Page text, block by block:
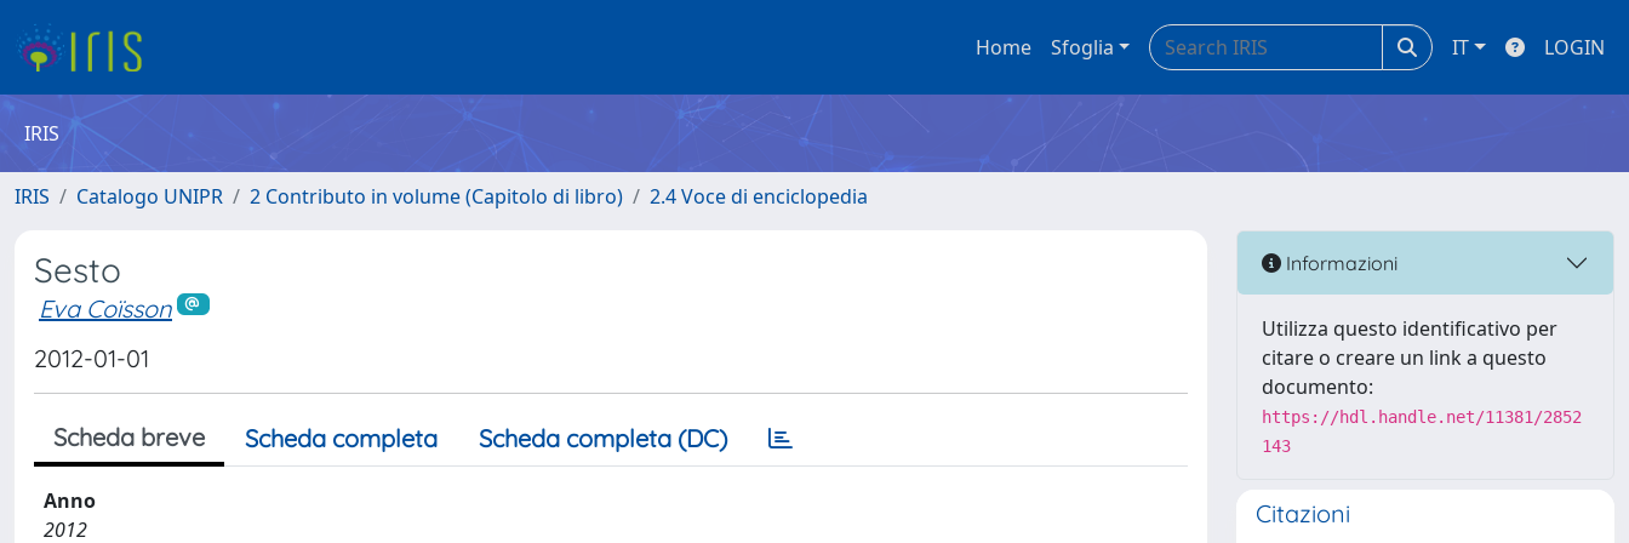
Home Sfoglia IT LOGIN
IRIS
IRIS Catalogo UNIPR 2 Contributo in volume (Capitolo di libro) 2.4 Voce di enciclopedia
Sesto
Eva Coïsson
2012-01-01
Scheda breve Scheda completa Scheda completa (DC)
Anno
2012
Informazioni
Utilizza questo identificativo per
citare o creare un link a questo
documento:
https://hdl.handle.net/11381/2852
143
Citazioni